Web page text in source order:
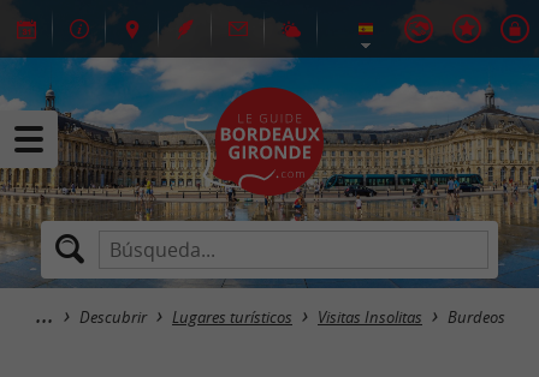
Descubrir Lugares turísticos Visitas Insolitas Burdeos